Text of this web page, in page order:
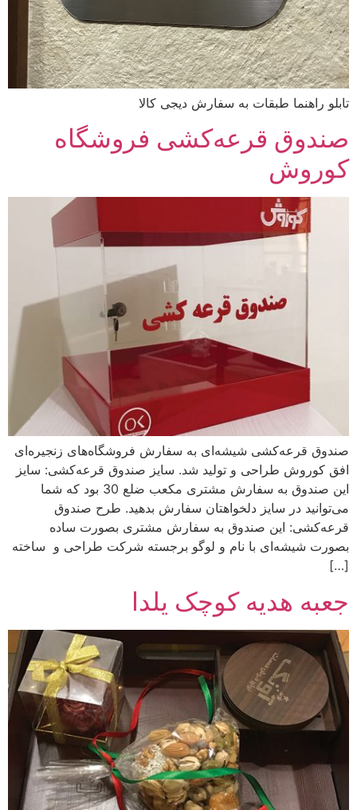
تابلو راهنما طبقات به سفارش دیجی کالا
صندوق قرعه‌کشی فروشگاه
کوروش
صندوق قرعه‌کشی شیشه‌ای به سفارش فروشگاه‌های زنجیره‌ای
افق کوروش طراحی و تولید شد. سایز صندوق قرعه‌کشی: سایز
این صندوق به سفارش مشتری مکعب ضلع 30 بود که شما
می‌توانید در سایز دلخواهتان سفارش بدهید. طرح‌ صندوق
قرعه‌کشی: این صندوق به سفارش مشتری بصورت ساده
بصورت شیشه‌ای با نام و لوگو برجسته شرکت طراحی و ساخته
[…]
جعبه هدیه کوچک یلدا